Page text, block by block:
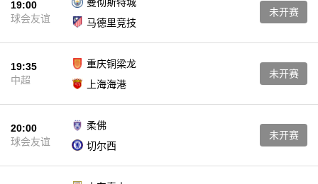
19:00
球会友谊
马德里竞技
未开赛
19:35
中超
重庆铜梁龙
上海海港
未开赛
20:00
球会友谊
柔佛
切尔西
未开赛